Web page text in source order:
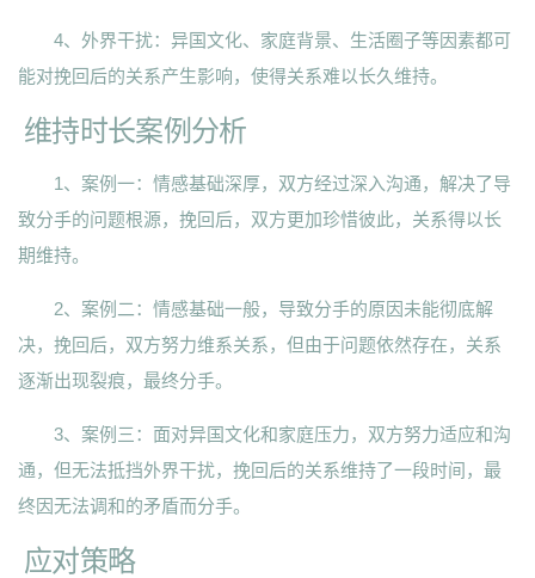
4、外界干扰：异国文化、家庭背景、生活圈子等因素都可
能对挽回后的关系产生影响，使得关系难以长久维持。
维持时长案例分析
1、案例一：情感基础深厚，双方经过深入沟通，解决了导
致分手的问题根源，挽回后，双方更加珍惜彼此，关系得以长
期维持。
2、案例二：情感基础一般，导致分手的原因未能彻底解
决，挽回后，双方努力维系关系，但由于问题依然存在，关系
逐渐出现裂痕，最终分手。
3、案例三：面对异国文化和家庭压力，双方努力适应和沟
通，但无法抵挡外界干扰，挽回后的关系维持了一段时间，最
终因无法调和的矛盾而分手。
应对策略